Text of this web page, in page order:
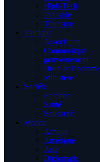
High-Tech
Industrie
Tourisme
Politique
Association
Communiqué
gouvernement
Droit de l’homme
Ministère
Société
Enfance
Santé
Solidarité
Monde
Afrique
Amérique
Asie
Diplomatie